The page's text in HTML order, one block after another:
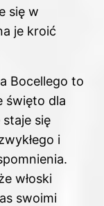
się w
je kroić
Bocellego to
święto dla
staje się
i
włoski
swoimi